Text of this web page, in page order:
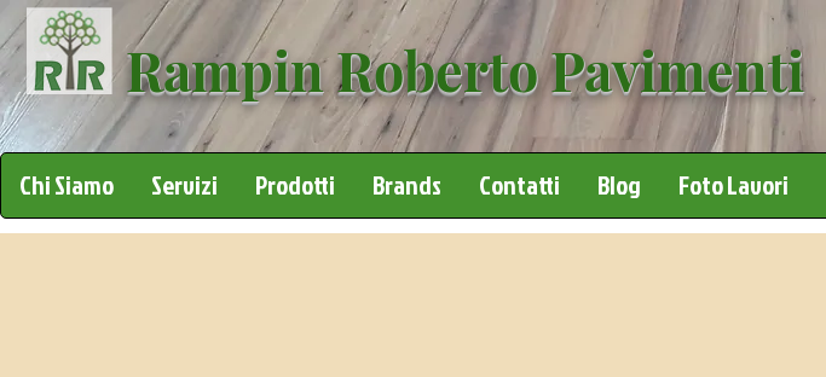
Rampin Roberto Pavimenti
Chi Siamo Servizi Prodotti Brands Contatti Blog Foto Lavori